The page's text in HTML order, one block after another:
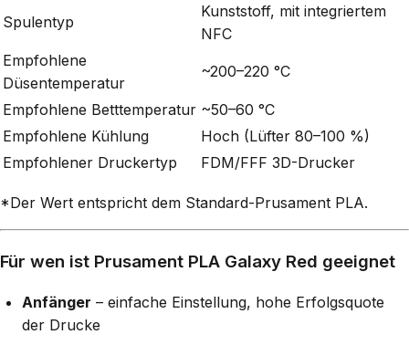
Spulentyp
Kunststoff, mit integriertem
NFC
Empfohlene
Düsentemperatur
~200–220 °C
Empfohlene Betttemperatur ~50–60 °C
Empfohlene Kühlung
Hoch (Lüfter 80–100 %)
Empfohlener Druckertyp
FDM/FFF 3D-Drucker
*Der Wert entspricht dem Standard-Prusament PLA.
Für wen ist Prusament PLA Galaxy Red geeignet
Anfänger – einfache Einstellung, hohe Erfolgsquote
der Drucke